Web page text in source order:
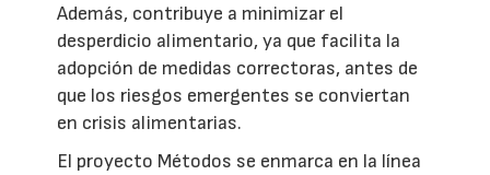
Además, contribuye a minimizar el
desperdicio alimentario, ya que facilita la
adopción de medidas correctoras, antes de
que los riesgos emergentes se conviertan
en crisis alimentarias.
El proyecto Métodos se enmarca en la línea